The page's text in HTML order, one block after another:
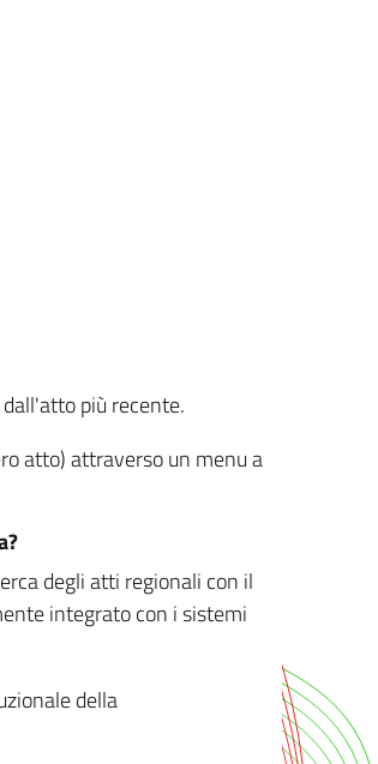
più recente.
atto) attraverso un menu a
degli atti regionali con il
integrato con i sistemi
della